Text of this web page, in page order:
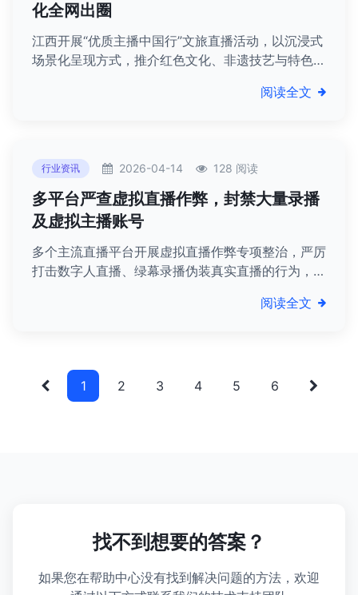
化全网出圈
江西开展“优质主播中国行”文旅直播活动，以沉浸式
场景化呈现方式，推介红色文化、非遗技艺与特色产
阅读全文
行业资讯 2026-04-14 128 阅读
多平台严查虚拟直播作弊，封禁大量录播
及虚拟主播账号
多个主流直播平台开展虚拟直播作弊专项整治，严厉
打击数字人直播、绿幕录播伪装真实直播的行为，封
阅读全文
1 2 3 4 5 6
找不到想要的答案？
如果您在帮助中心没有找到解决问题的方法，欢迎